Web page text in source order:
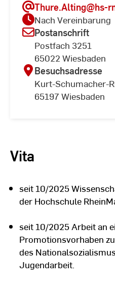
Thure.Alting@hs-
Nach Vereinbarung
Postanschrift
Postfach 3251
65022 Wiesbaden
Besuchsadresse
Kurt-Schumacher-
65197 Wiesbaden
Vita
seit 10/2025
der Hochschule
seit 10/2025 Arbeit an
Promotionsvorhaben
des
Jugendarbeit.